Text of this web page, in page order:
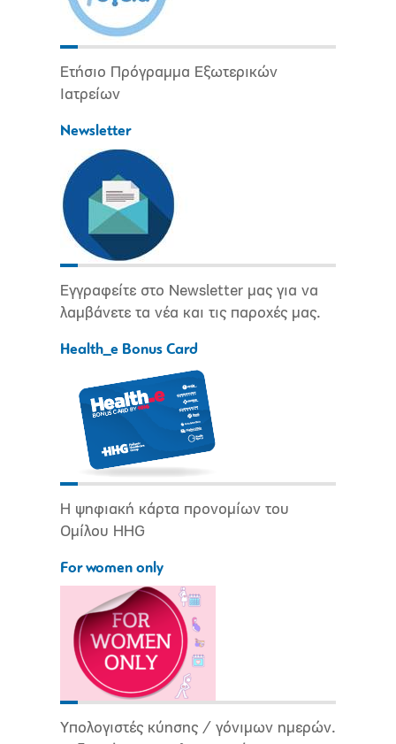
Ετήσιο Πρόγραμμα Εξωτερικών
Ιατρείων
Newsletter
Εγγραφείτε στο Newsletter μας για να
λαμβάνετε τα νέα και τις παροχές μας.
Health_e Bonus Card
Η ψηφιακή κάρτα προνομίων του
Ομίλου HHG
For women only
Υπολογιστές κύησης / γόνιμων ημερών.